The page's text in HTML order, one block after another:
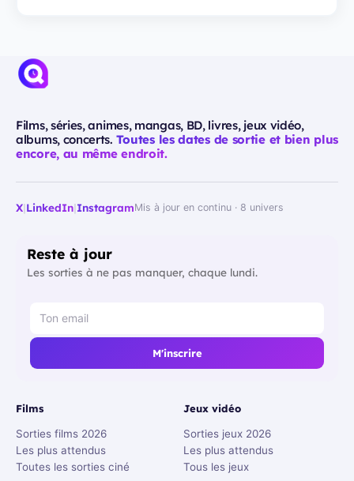
Films, séries, animes, mangas, BD, livres, jeux vidéo,
albums, concerts. Toutes les dates de sortie et bien plus
encore, au même endroit.
X|LinkedIn|InstagramMis à jour en continu · 8 univers
Reste à jour
Les sorties à ne pas manquer, chaque lundi.
M'inscrire
Films
Sorties films 2026
Les plus attendus
Toutes les sorties ciné
Jeux vidéo
Sorties jeux 2026
Les plus attendus
Tous les jeux